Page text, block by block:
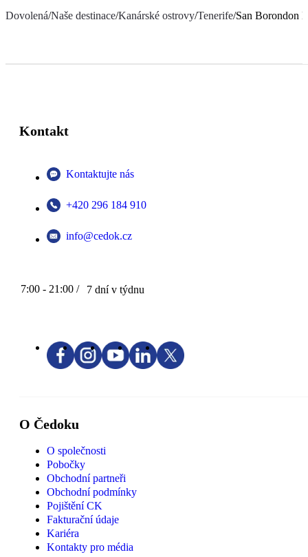
Dovolená/Naše destinace/Kanárské ostrovy/Tenerife/San Borondon
Kontakt
Kontaktujte nás
+420 296 184 910
info@cedok.cz
7:00 - 21:00 / 7 dní v týdnu
O Čedoku
O společnosti
Pobočky
Obchodní partneři
Obchodní podmínky
Pojištění CK
Fakturační údaje
Kariéra
Kontakty pro média